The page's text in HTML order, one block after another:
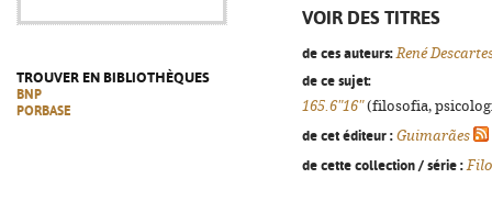
TROUVER EN BIBLIOTHÈQUES
BNP
PORBASE
VOIR DES TITRES
de ces auteurs: René
de ce sujet:
165.6"16"(filosofia,
de cet éditeur : Guimarães
de cette collection / série :